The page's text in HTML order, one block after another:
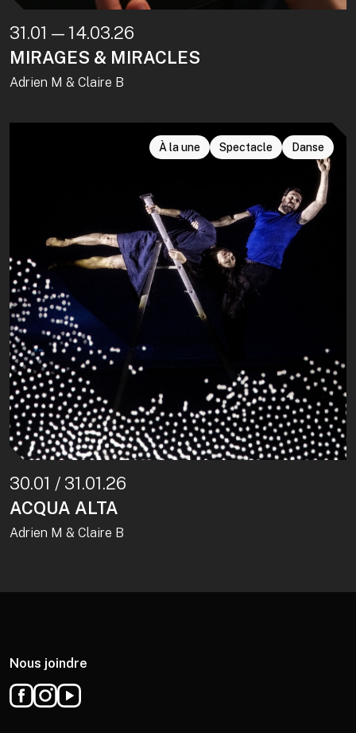
31.01 — 14.03.26
MIRAGES & MIRACLES
Adrien M & Claire B
À la une Spectacle Danse
30.01 / 31.01.26
ACQUA ALTA
Adrien M & Claire B
Nous joindre